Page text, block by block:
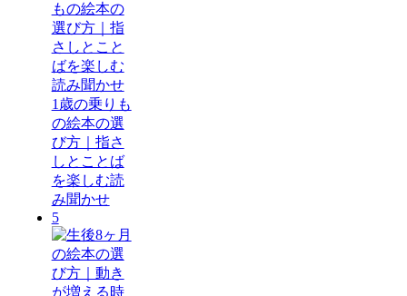
1歳の乗りも
の絵本の選
び方｜指さ
しとことば
を楽しむ読
み聞かせ
5